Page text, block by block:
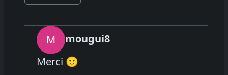
M
mougui8
Merci 🙂